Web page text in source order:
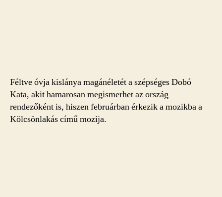
Féltve óvja kislánya magánéletét a szépséges Dobó
Kata, akit hamarosan megismerhet az ország
rendezőként is, hiszen februárban érkezik a mozikba a
Kölcsönlakás című mozija.